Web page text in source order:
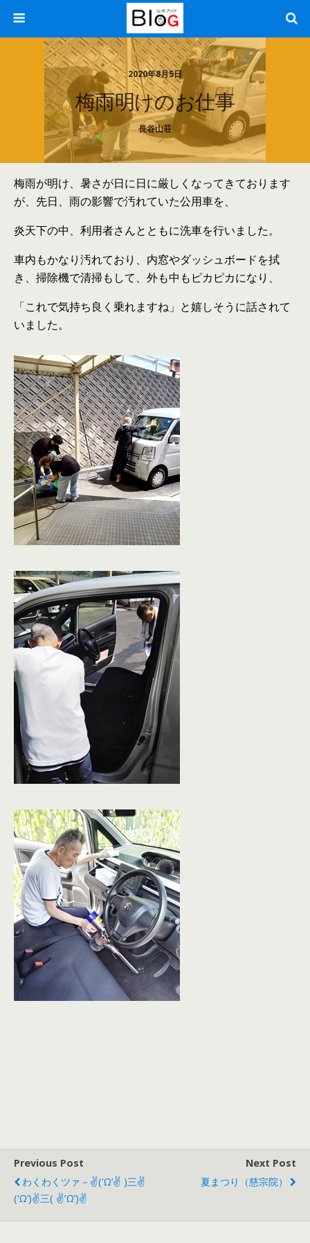
2020年8月5日
梅雨明けのお仕事
長谷山荘
梅雨が明け、暑さが日に日に厳しくなってきております
が、先日、雨の影響で汚れていた公用車を、
炎天下の中、利用者さんとともに洗車を行いました。
車内もかなり汚れており、内窓やダッシュボードを拭
き、掃除機で清掃もして、外も中もピカピカになり、
「これで気持ち良く乗れますね」と嬉しそうに話されて
いました。
Previous Post
わくわくツァ－✌(‘ω’✌ )三✌
(‘ω’)✌三( ✌’ω’)✌
Next Post
夏まつり（慈宗院）